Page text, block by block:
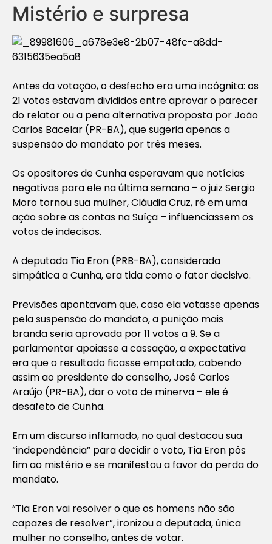
Mistério e surpresa
Antes da votação, o desfecho era uma incógnita: os
21 votos estavam divididos entre aprovar o parecer
do relator ou a pena alternativa proposta por João
Carlos Bacelar (PR-BA), que sugeria apenas a
suspensão do mandato por três meses.
Os opositores de Cunha esperavam que notícias
negativas para ele na última semana – o juiz Sergio
Moro tornou sua mulher, Cláudia Cruz, ré em uma
ação sobre as contas na Suíça – influenciassem os
votos de indecisos.
A deputada Tia Eron (PRB-BA), considerada
simpática a Cunha, era tida como o fator decisivo.
Previsões apontavam que, caso ela votasse apenas
pela suspensão do mandato, a punição mais
branda seria aprovada por 11 votos a 9. Se a
parlamentar apoiasse a cassação, a expectativa
era que o resultado ficasse empatado, cabendo
assim ao presidente do conselho, José Carlos
Araújo (PR-BA), dar o voto de minerva – ele é
desafeto de Cunha.
Em um discurso inflamado, no qual destacou sua
“independência” para decidir o voto, Tia Eron pôs
fim ao mistério e se manifestou a favor da perda do
mandato.
“Tia Eron vai resolver o que os homens não são
capazes de resolver”, ironizou a deputada, única
mulher no conselho, antes de votar.